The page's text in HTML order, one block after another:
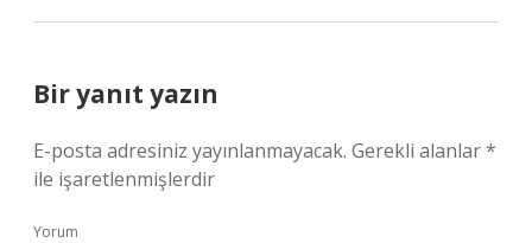
Bir yanıt yazın
E-posta adresiniz yayınlanmayacak. Gerekli alanlar*
ile işaretlenmişlerdir
Yorum